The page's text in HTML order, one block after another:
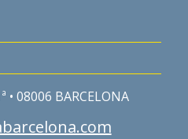
• 08006 BARCELONA